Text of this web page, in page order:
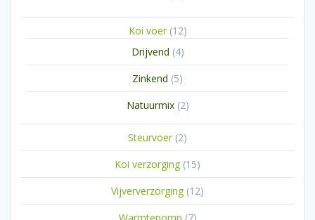
Koi voer 1212
Drijvend 44
producten
Zinkend 55
producten
Natuurmix 22
Steurvoer 22
producten
Koi verzorging 1515
producten
Vijververzorging 1212
producten
7